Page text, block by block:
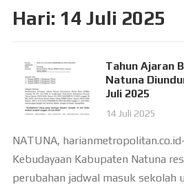
Hari: 14 Juli 2025
Tahun Ajaran
Natuna
Juli 2025
14 Juli 2025
NATUNA,
Kebudayaan Kabupaten Natuna
perubahan jadwal masuk sekolah